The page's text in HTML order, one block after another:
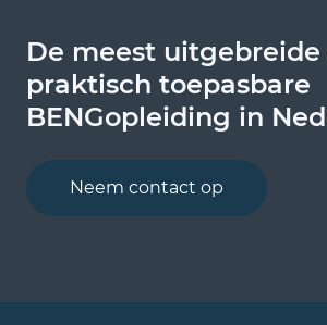
De meest uitgebreide
praktisch toepasbare
BENGopleiding in
Neem contact op
De meest uitgebreide
praktisch toepasbare
BENGopleiding in
Bekijk onze opleidingen
De meest uitgebreide
praktisch toepasbare
BENGopleiding in
Bekijk onze opleidingen